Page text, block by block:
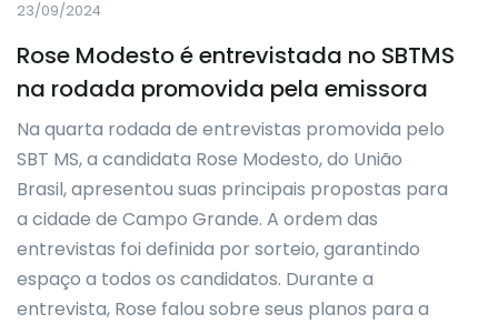
23/09/2024
Rose Modesto é entrevistada no SBTMS
na rodada promovida pela emissora
Na quarta rodada de entrevistas promovida pelo
SBT MS, a candidata Rose Modesto, do União
Brasil, apresentou suas principais propostas para
a cidade de Campo Grande. A ordem das
entrevistas foi definida por sorteio, garantindo
espaço a todos os candidatos. Durante a
entrevista, Rose falou sobre seus planos para a